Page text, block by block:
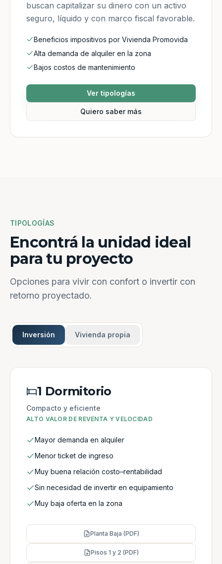
buscan capitalizar su dinero con un activo
seguro, líquido y con marco fiscal favorable.
Beneficios impositivos por Vivienda Promovida
Alta demanda de alquiler en la zona
Bajos costos de mantenimiento
Ver tipologías
Quiero saber más
TIPOLOGÍAS
Encontrá la unidad ideal
para tu proyecto
Opciones para vivir con confort o invertir con
retorno proyectado.
Inversión Vivienda propia
1 Dormitorio
Compacto y eficiente
ALTO VALOR DE REVENTA Y VELOCIDAD
Mayor demanda en alquiler
Menor ticket de ingreso
Muy buena relación costo–rentabilidad
Sin necesidad de invertir en equipamiento
Muy baja oferta en la zona
Planta Baja (PDF)
Pisos 1 y 2 (PDF)